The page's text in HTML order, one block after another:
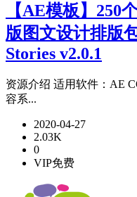
【AE模板】250
版图文设计排版
Stories v2.0.1
资源介绍 适用软件：AE
容系...
2020-04-27
2.03K
0
VIP免费